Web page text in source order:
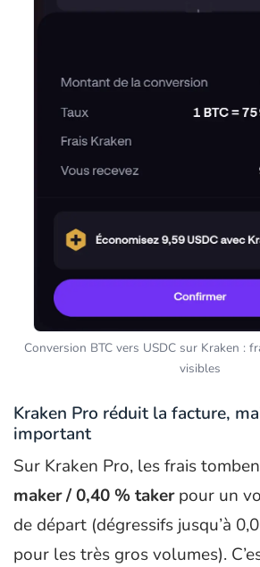
Conversion BTC vers USDC sur Kraken :
visibles
Kraken Pro réduit la facture,
important
Sur Kraken Pro, les frais
maker / 0,40 % takerpour un
de départ (dégressifs jusqu’à
pour les très gros volumes).